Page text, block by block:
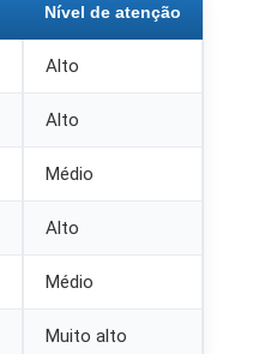
Nível de atenção
Alto
Alto
Médio
Alto
Médio
Muito alto